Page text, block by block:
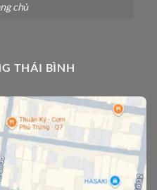
chủ
THÁI BÌNH